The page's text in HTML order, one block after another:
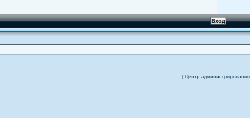
[ Центр администрирования